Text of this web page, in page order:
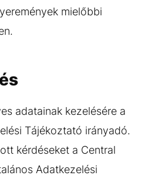
mielőbbi
adatainak kezelésére a
Tájékoztató irányadó.
kérdéseket a Central
Adatkezelési